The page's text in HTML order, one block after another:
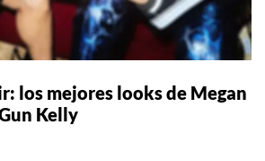
los mejores looks de Megan
Kelly